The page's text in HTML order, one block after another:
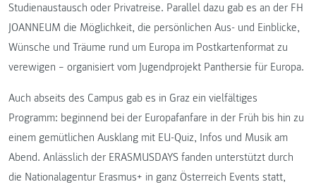
Studienaustausch oder Privatreise. Parallel dazu gab es an der FH
JOANNEUM die Möglichkeit, die persönlichen Aus- und Einblicke,
Wünsche und Träume rund um Europa im Postkartenformat zu
verewigen – organisiert vom Jugendprojekt Panthersie für Europa.
Auch abseits des Campus gab es in Graz ein vielfältiges
Programm: beginnend bei der Europafanfare in der Früh bis hin zu
einem gemütlichen Ausklang mit EU-Quiz, Infos und Musik am
Abend. Anlässlich der ERASMUSDAYS fanden unterstützt durch
die Nationalagentur Erasmus+ in ganz Österreich Events statt,